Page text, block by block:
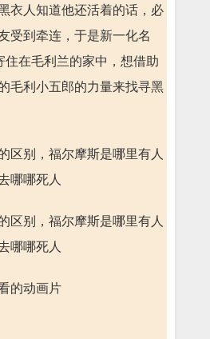
衣人知道他还活着的话，必
受到牵连，于是新一化名
住在毛利兰的家中，想借助
毛利小五郎的力量来找寻黑
区别，福尔摩斯是哪里有人
哪哪死人
区别，福尔摩斯是哪里有人
哪哪死人
的动画片